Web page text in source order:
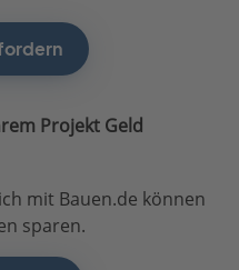
Projekt Geld
mit Bauen.de können
sparen.